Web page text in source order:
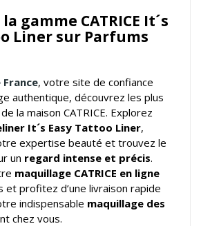
gamme CATRICE It´s
Liner sur Parfums
, votre site de confiance
authentique, découvrez les plus
la maison CATRICE. Explorez
It´s Easy Tattoo Liner,
expertise beauté et trouvez le
un regard intense et précis.
maquillage CATRICE en ligne
et profitez d’une livraison rapide
indispensable maquillage des
chez vous.